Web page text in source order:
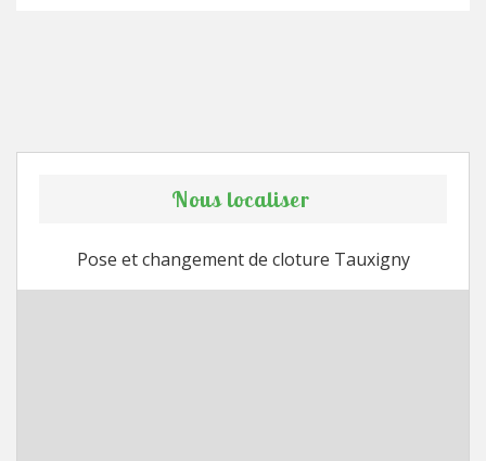
Nous localiser
Pose et changement de cloture Tauxigny